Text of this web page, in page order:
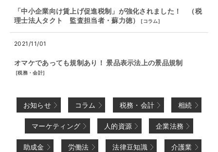
「中小企業向け賃上げ促進税制」が強化されました！ （税
理士法人タクト 監査担当者・蘇力徳）
[コラム]
2021/11/01
オマケであっても規制あり！ 景品表示法上の景品規制
[税務・会計]
お知らせ コラム 税務・会計 相続
マーケティング 人的資源 企業法務
助成金 労働法 法律豆知識 介護業